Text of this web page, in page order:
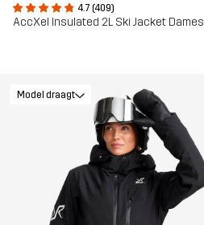
4.7 (409)
AccXel Insulated 2L Ski Jacket Dames
Model draagt